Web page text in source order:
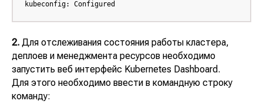
kubeconfig: Configured
2. Для отслеживания состояния работы кластера,
деплоев и менеджмента ресурсов необходимо
запустить веб интерфейс Kubernetes Dashboard.
Для этого необходимо ввести в командную строку
команду: